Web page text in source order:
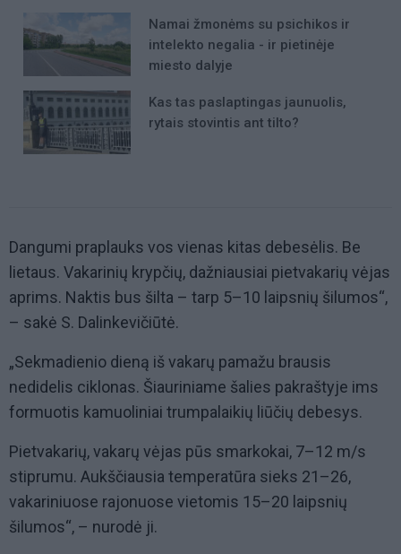
Namai žmonėms su psichikos ir
intelekto negalia - ir pietinėje
miesto dalyje
Kas tas paslaptingas jaunuolis,
rytais stovintis ant tilto?
Dangumi praplauks vos vienas kitas debesėlis. Be
lietaus. Vakarinių krypčių, dažniausiai pietvakarių vėjas
aprims. Naktis bus šilta – tarp 5–10 laipsnių šilumos“,
– sakė S. Dalinkevičiūtė.
„Sekmadienio dieną iš vakarų pamažu brausis
nedidelis ciklonas. Šiauriniame šalies pakraštyje ims
formuotis kamuoliniai trumpalaikių liūčių debesys.
Pietvakarių, vakarų vėjas pūs smarkokai, 7–12 m/s
stiprumu. Aukščiausia temperatūra sieks 21–26,
vakariniuose rajonuose vietomis 15–20 laipsnių
šilumos“, – nurodė ji.